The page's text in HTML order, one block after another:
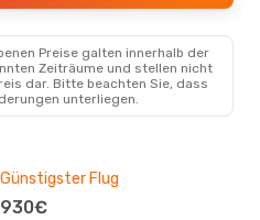
Preise galten innerhalb der
Zeiträume und stellen nicht
dar. Bitte beachten Sie, dass
unterliegen.
Günstigster Flug
930€